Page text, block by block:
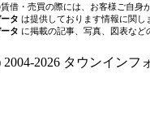
借・売買の際には、お客様ご自身
タ は提供しております情報に関し
タ に掲載の記事、写真、図表な
2004-2026 タウンインフ